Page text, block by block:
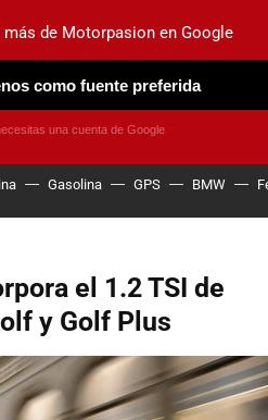
NUEVO
OBSERVATORIO
Gasolina GPS BMW
el 1.2 TSI de
y Golf Plus
más de Motorpasion en Google
como fuente preferida
una cuenta de Google